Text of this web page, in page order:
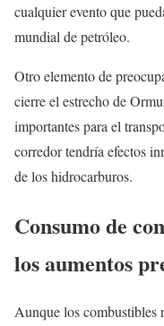
cualquier evento que
mundial de petróleo.
Otro elemento de
cierre el estrecho de
importantes para el
corredor tendría efectos
de los hidrocarburos.
Consumo de
los aumentos
Aunque los combustibles